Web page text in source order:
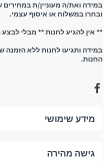
במידה ואת/ה מעוניין/ת
ובחרו במשלוח או איסוף עצמי.
** אין להגיע לחנות ** מבלי
במידה ותגיעו לחנות ללא הזמנה
החנות.
מידע שימושי
גישה מהירה